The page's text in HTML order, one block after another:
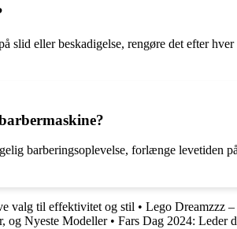
eller beskadigelse, rengøre det efter
barberingsoplevelse, forlænge levetiden
valg til effektivitet og stil • Lego Dreamzzz
og Nyeste Modeller• Fars Dag 2024: Leder